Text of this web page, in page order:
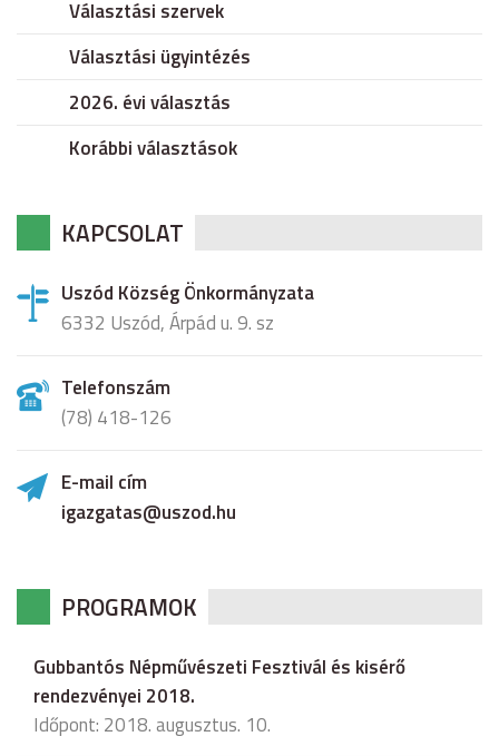
Választási szervek
Választási ügyintézés
2026. évi választás
Korábbi választások
KAPCSOLAT
Uszód Község Önkormányzata
6332 Uszód, Árpád u. 9. sz
Telefonszám
(78) 418-126
E-mail cím
igazgatas@uszod.hu
PROGRAMOK
Gubbantós Népművészeti Fesztivál és kisérő
rendezvényei 2018.
Időpont: 2018. augusztus. 10.